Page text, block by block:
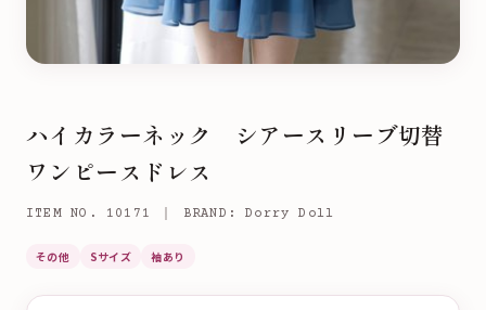
ハイカラーネック シアースリーブ切替
ワンピースドレス
ITEM NO. 10171 ｜ BRAND: Dorry Doll
その他 Sサイズ 袖あり